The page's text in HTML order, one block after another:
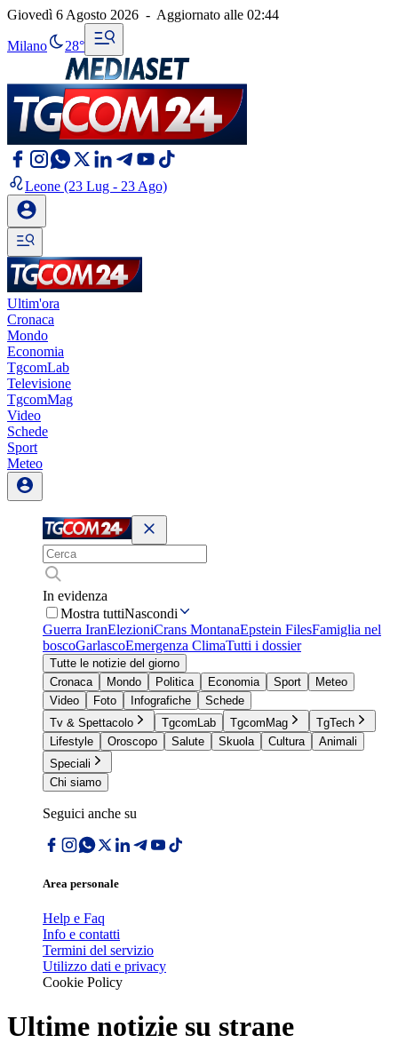
Giovedì 6 Agosto 2026 - Aggiornato alle 02:44
Milano 28°
Leone (23 Lug - 23 Ago)
Ultim'ora
Cronaca
Mondo
Economia
TgcomLab
Televisione
TgcomMag
Video
Schede
Sport
Meteo
In evidenza
Mostra tuttiNascondi
Guerra IranElezioniCrans MontanaEpstein FilesFamiglia nel
boscoGarlascoEmergenza ClimaTutti i dossier
Tutte le notizie del giorno
Cronaca
Mondo Politica Economia Sport
Meteo
Video
Foto Infografiche
Schede
Tv & Spettacolo
TgcomLab TgcomMag
TgTech
Lifestyle
Oroscopo Salute Skuola Cultura
Animali
Speciali
Chi siamo
Seguici anche su
Area personale
Help e Faq
Info e contatti
Termini del servizio
Utilizzo dati e privacy
Cookie Policy
Ultime notizie su strane